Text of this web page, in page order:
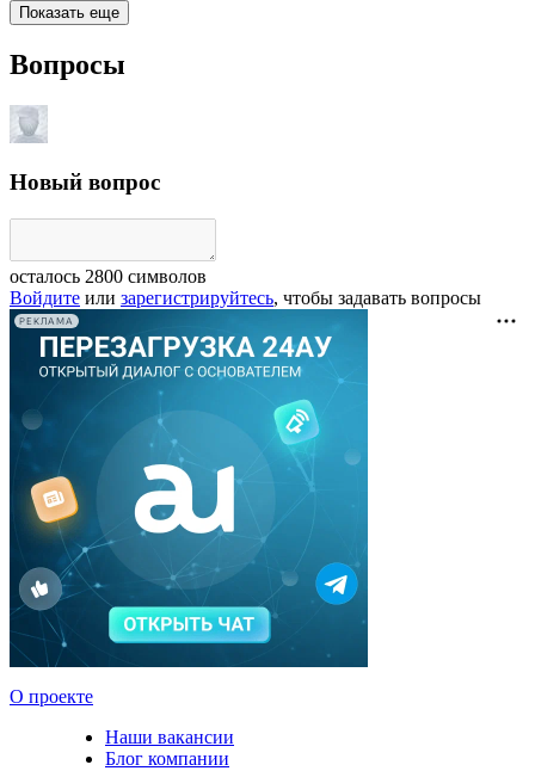
Показать еще
Вопросы
Новый вопрос
осталось 2800 символов
Войдите или зарегистрируйтесь, чтобы задавать вопросы
РЕКЛАМА
О проекте
Наши вакансии
Блог компании